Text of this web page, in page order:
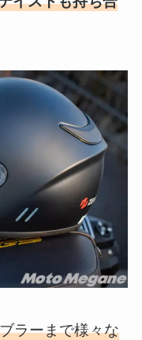
ラーまで様々な